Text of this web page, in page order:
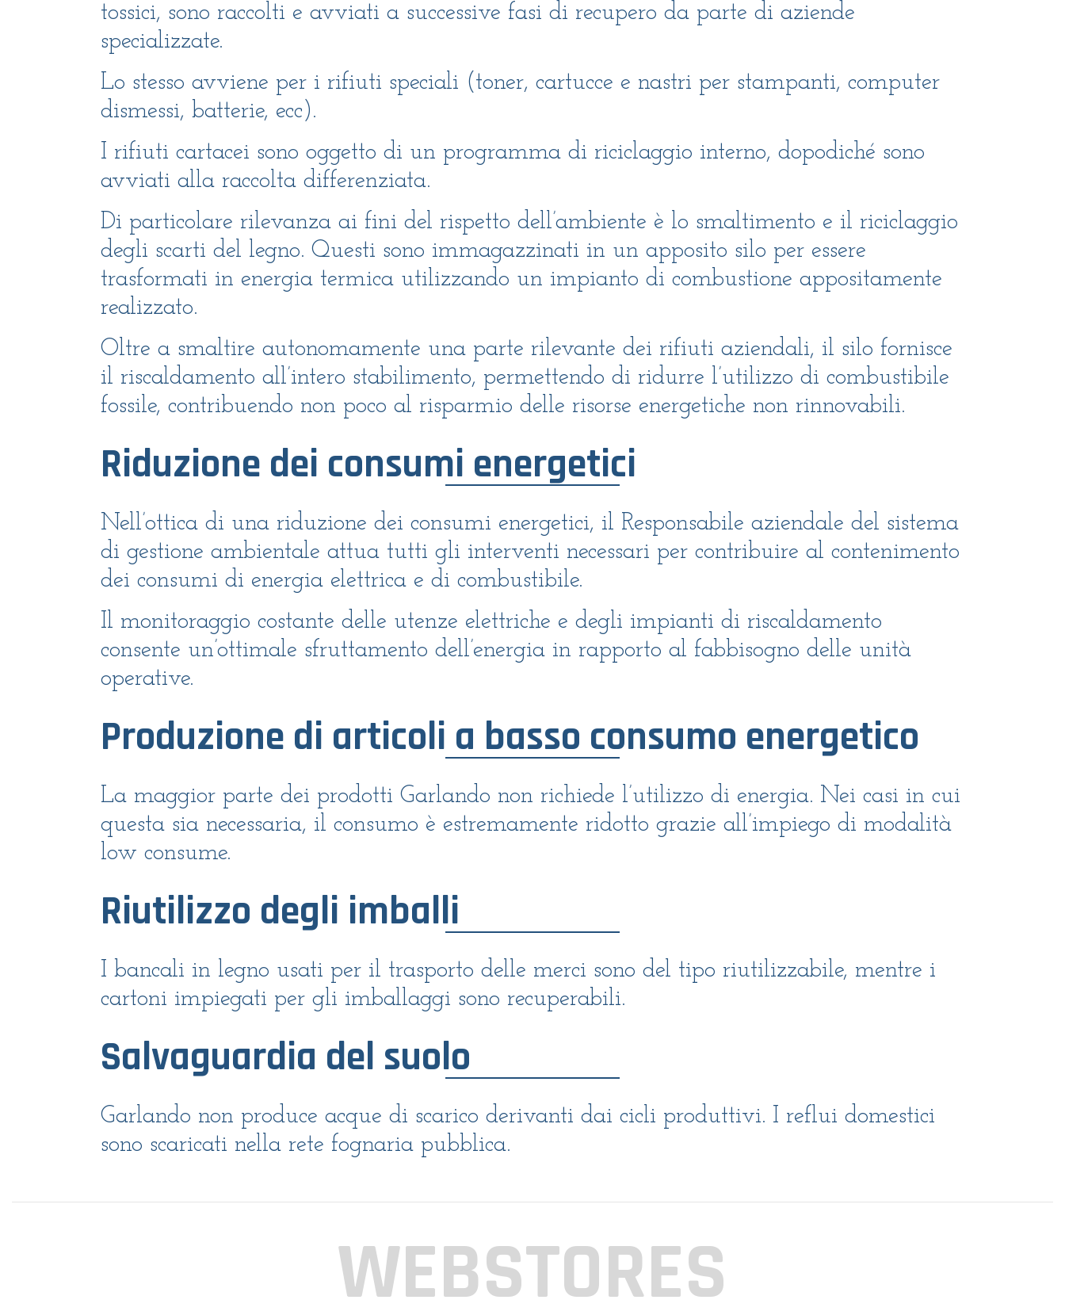
tossici, sono raccolti e avviati a successive fasi di recupero da parte di aziende
specializzate.
Lo stesso avviene per i rifiuti speciali (toner, cartucce e nastri per stampanti, computer
dismessi, batterie, ecc).
I rifiuti cartacei sono oggetto di un programma di riciclaggio interno, dopodiché sono
avviati alla raccolta differenziata.
Di particolare rilevanza ai fini del rispetto dell’ambiente è lo smaltimento e il riciclaggio
degli scarti del legno. Questi sono immagazzinati in un apposito silo per essere
trasformati in energia termica utilizzando un impianto di combustione appositamente
realizzato.
Oltre a smaltire autonomamente una parte rilevante dei rifiuti aziendali, il silo fornisce
il riscaldamento all’intero stabilimento, permettendo di ridurre l’utilizzo di combustibile
fossile, contribuendo non poco al risparmio delle risorse energetiche non rinnovabili.
Riduzione dei consumi energetici
Nell’ottica di una riduzione dei consumi energetici, il Responsabile aziendale del sistema
di gestione ambientale attua tutti gli interventi necessari per contribuire al contenimento
dei consumi di energia elettrica e di combustibile.
Il monitoraggio costante delle utenze elettriche e degli impianti di riscaldamento
consente un’ottimale sfruttamento dell’energia in rapporto al fabbisogno delle unità
operative.
Produzione di articoli a basso consumo energetico
La maggior parte dei prodotti Garlando non richiede l’utilizzo di energia. Nei casi in cui
questa sia necessaria, il consumo è estremamente ridotto grazie all’impiego di modalità
low consume.
Riutilizzo degli imballi
I bancali in legno usati per il trasporto delle merci sono del tipo riutilizzabile, mentre i
cartoni impiegati per gli imballaggi sono recuperabili.
Salvaguardia del suolo
Garlando non produce acque di scarico derivanti dai cicli produttivi. I reflui domestici
sono scaricati nella rete fognaria pubblica.
WEBSTORES